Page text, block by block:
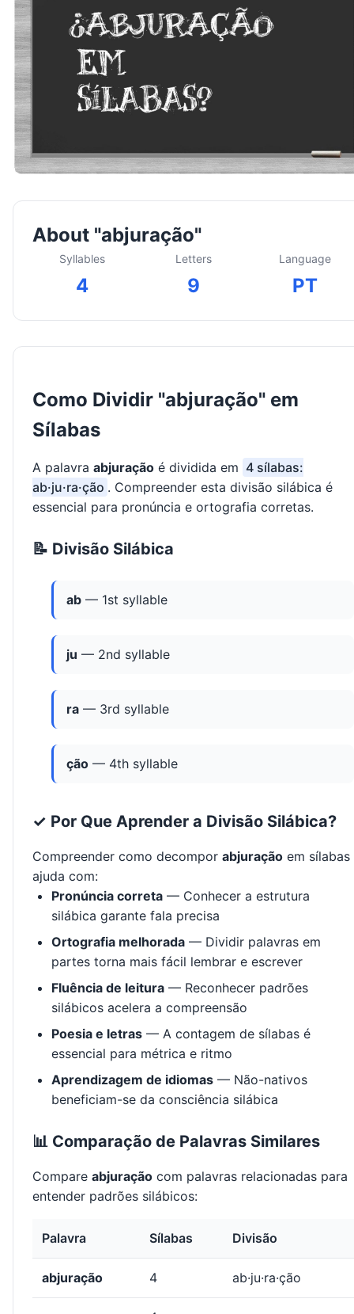
About "abjuração"
Syllables
4
Letters
9
Language
PT
Como Dividir "abjuração" em
Sílabas
A palavra abjuração é dividida em 4 sílabas:
ab·ju·ra·ção . Compreender esta divisão silábica é
essencial para pronúncia e ortografia corretas.
📝 Divisão Silábica
ab — 1st syllable
ju — 2nd syllable
ra — 3rd syllable
ção — 4th syllable
✓ Por Que Aprender a Divisão Silábica?
Compreender como decompor abjuração em sílabas
ajuda com:
Pronúncia correta — Conhecer a estrutura
silábica garante fala precisa
Ortografia melhorada — Dividir palavras em
partes torna mais fácil lembrar e escrever
Fluência de leitura — Reconhecer padrões
silábicos acelera a compreensão
Poesia e letras — A contagem de sílabas é
essencial para métrica e ritmo
Aprendizagem de idiomas — Não-nativos
beneficiam-se da consciência silábica
📊 Comparação de Palavras Similares
Compare abjuração com palavras relacionadas para
entender padrões silábicos:
Palavra Sílabas Divisão
abjuração 4 ab·ju·ra·ção